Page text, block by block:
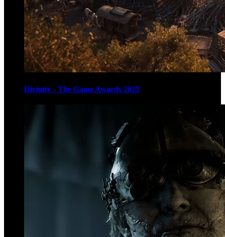
Divinity - The Game Awards 2025